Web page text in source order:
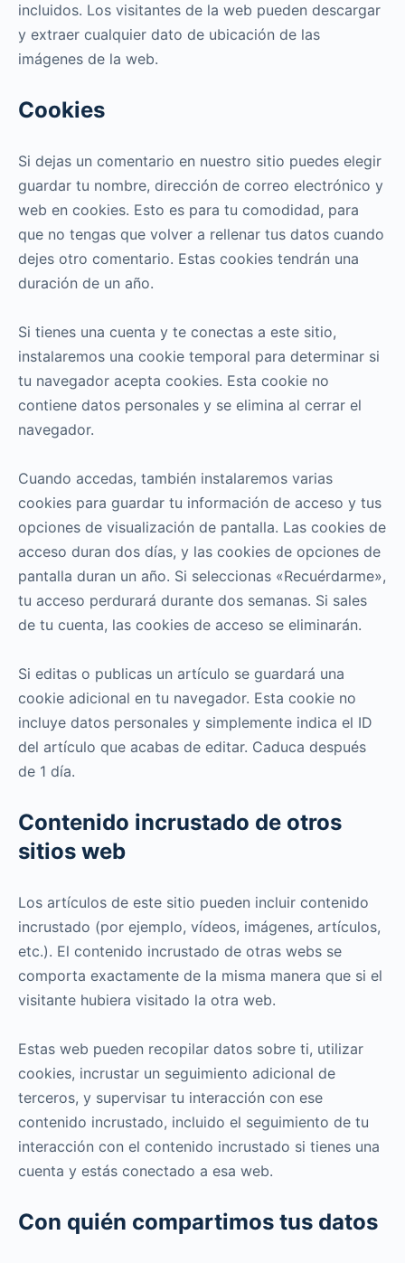
incluidos. Los visitantes de la web pueden descargar
y extraer cualquier dato de ubicación de las
imágenes de la web.
Cookies
Si dejas un comentario en nuestro sitio puedes elegir
guardar tu nombre, dirección de correo electrónico y
web en cookies. Esto es para tu comodidad, para
que no tengas que volver a rellenar tus datos cuando
dejes otro comentario. Estas cookies tendrán una
duración de un año.
Si tienes una cuenta y te conectas a este sitio,
instalaremos una cookie temporal para determinar si
tu navegador acepta cookies. Esta cookie no
contiene datos personales y se elimina al cerrar el
navegador.
Cuando accedas, también instalaremos varias
cookies para guardar tu información de acceso y tus
opciones de visualización de pantalla. Las cookies de
acceso duran dos días, y las cookies de opciones de
pantalla duran un año. Si seleccionas «Recuérdarme»,
tu acceso perdurará durante dos semanas. Si sales
de tu cuenta, las cookies de acceso se eliminarán.
Si editas o publicas un artículo se guardará una
cookie adicional en tu navegador. Esta cookie no
incluye datos personales y simplemente indica el ID
del artículo que acabas de editar. Caduca después
de 1 día.
Contenido incrustado de otros
sitios web
Los artículos de este sitio pueden incluir contenido
incrustado (por ejemplo, vídeos, imágenes, artículos,
etc.). El contenido incrustado de otras webs se
comporta exactamente de la misma manera que si el
visitante hubiera visitado la otra web.
Estas web pueden recopilar datos sobre ti, utilizar
cookies, incrustar un seguimiento adicional de
terceros, y supervisar tu interacción con ese
contenido incrustado, incluido el seguimiento de tu
interacción con el contenido incrustado si tienes una
cuenta y estás conectado a esa web.
Con quién compartimos tus datos